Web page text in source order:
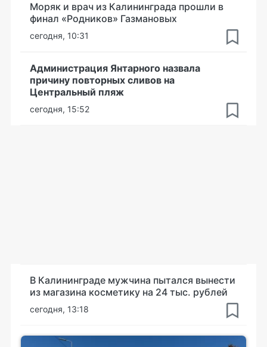
Моряк и врач из Калининграда прошли в
финал «Родников» Газмановых
сегодня, 10:31
Администрация Янтарного назвала
причину повторных сливов на
Центральный пляж
сегодня, 15:52
В Калининграде мужчина пытался вынести
из магазина косметику на 24 тыс. рублей
сегодня, 13:18